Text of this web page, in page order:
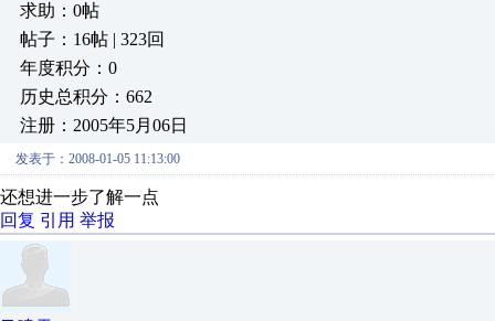
求助：0帖
帖子：16帖 | 323回
年度积分：0
历史总积分：662
注册：2005年5月06日
发表于：2008-01-05 11:13:00
还想进一步了解一点
回复 引用 举报